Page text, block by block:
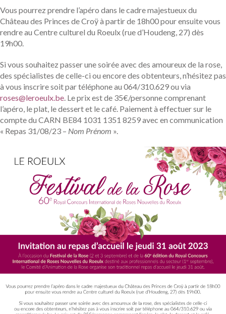
Vous pourrez prendre l’apéro dans le cadre majestueux du
Château des Princes de Croÿ à partir de 18h00 pour ensuite vous
rendre au Centre culturel du Roeulx (rue d’Houdeng, 27) dès
19h00.
Si vous souhaitez passer une soirée avec des amoureux de la rose,
des spécialistes de celle-ci ou encore des obtenteurs, n’hésitez pas
à vous inscrire soit par téléphone au 064/310.629 ou via
roses@leroeulx.be . Le prix est de 35€/personne comprenant
l’apéro, le plat, le dessert et le café. Paiement à effectuer sur le
compte du CARN BE84 1031 1351 8259 avec en communication
« Repas 31/08/23 – Nom Prénom ».